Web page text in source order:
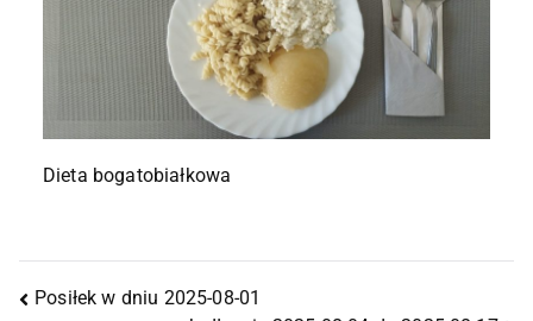
Dieta bogatobiałkowa
Posiłek w dniu 2025-08-01